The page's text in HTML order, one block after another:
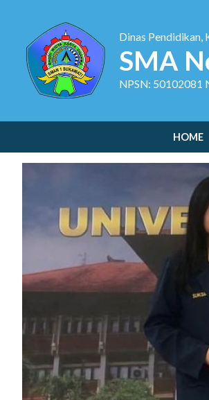
Dinas Pendidikan,
SMA
NPSN: 50102081
HOME